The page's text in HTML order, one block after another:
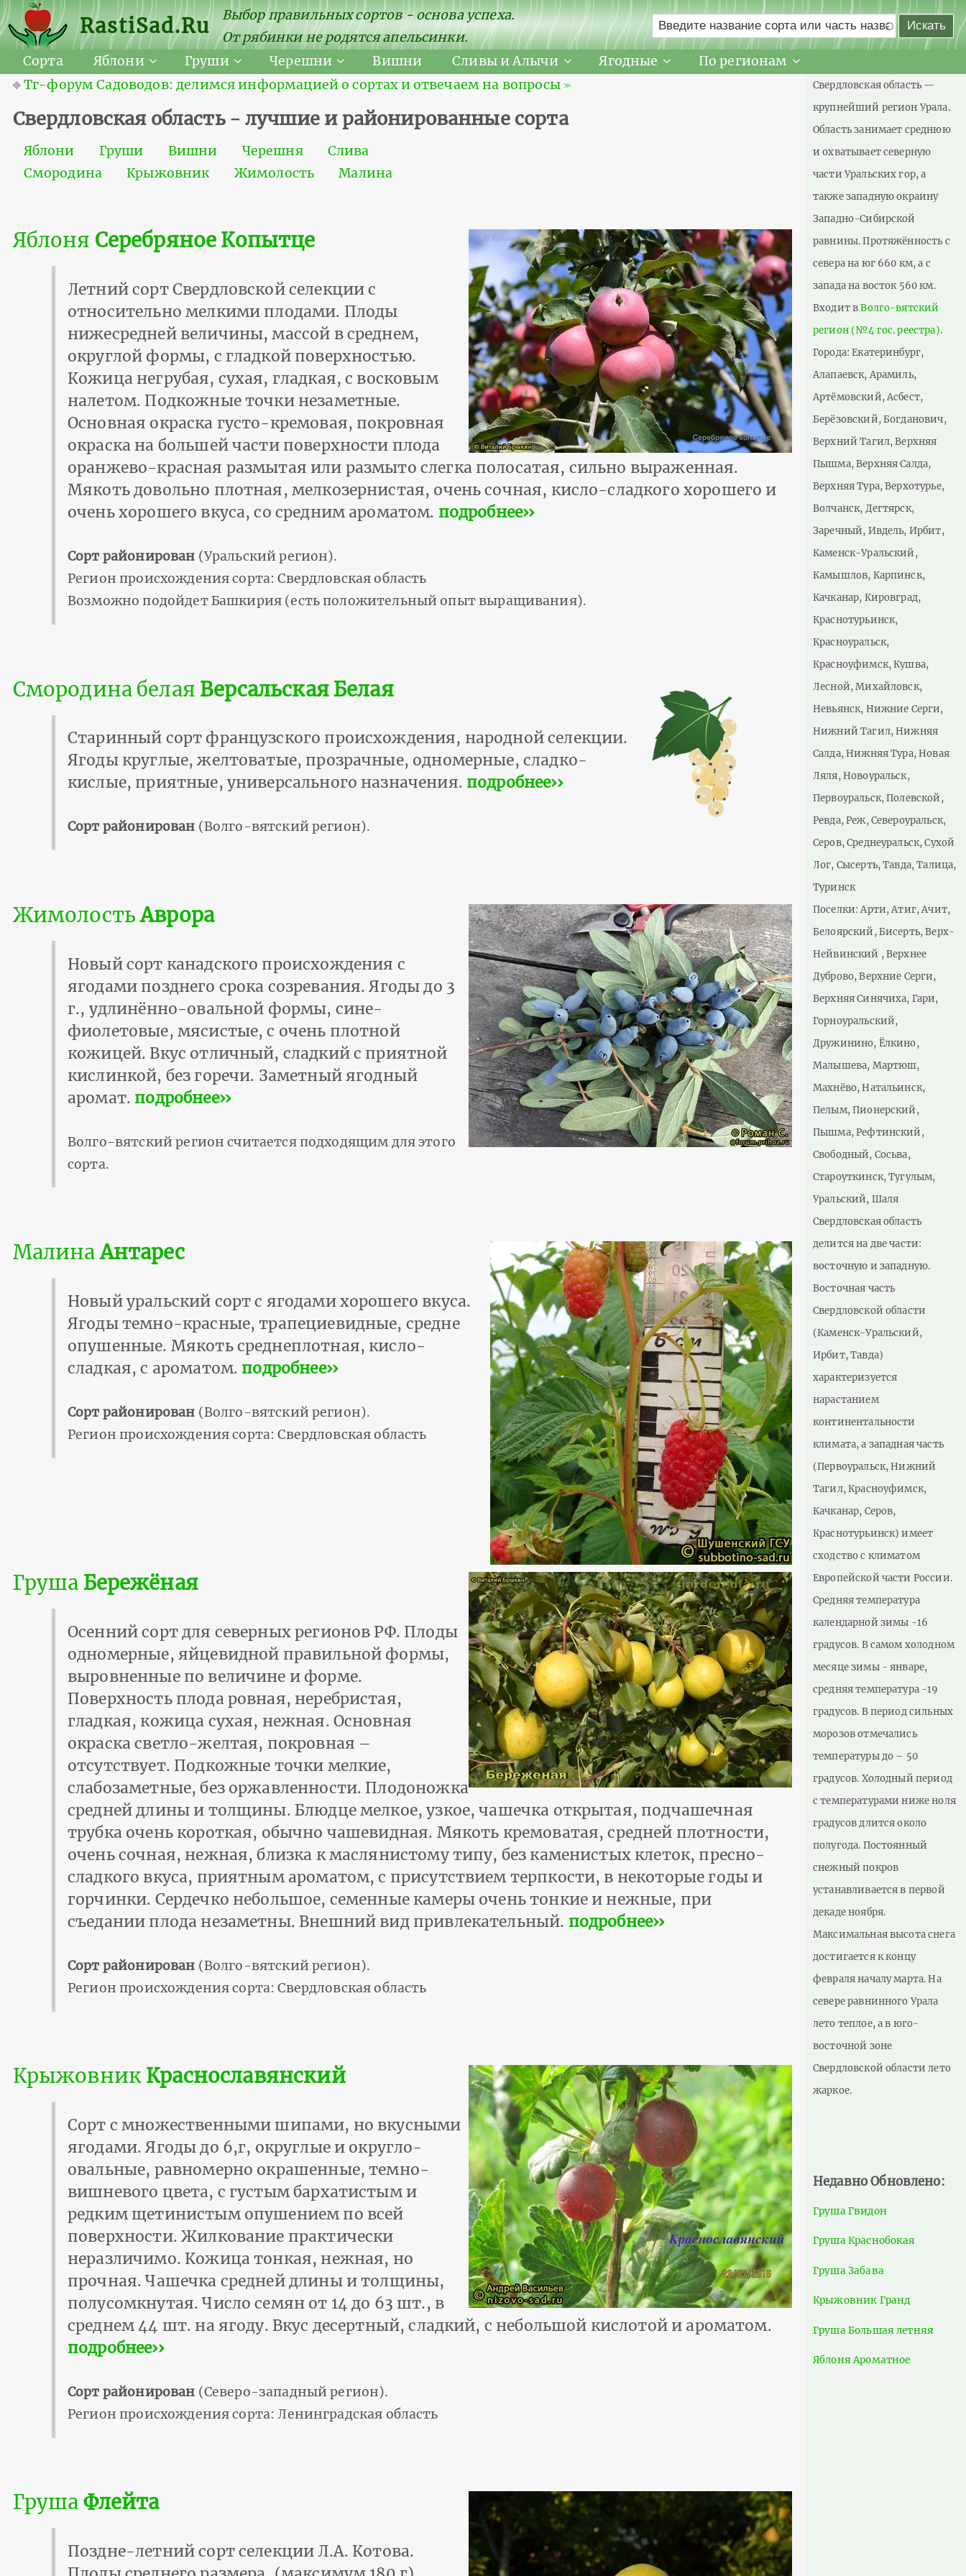
RastiSad.Ru
Выбор правильных сортов - основа успеха.
От рябинки не родятся апельсинки.
Сорта
Яблони Груши Черешни Вишни Сливы и Алычи Ягодные
По регионам
⎆Тг-форум Садоводов: делимся информацией о сортах и отвечаем на вопросы ≫
Свердловская область - лучшие и районированные сорта
Яблони Груши Вишни Черешня
Слива
Смородина
Крыжовник Жимолость Малина
Яблоня Серебряное Копытце
Летний сорт Свердловской селекции с
относительно мелкими плодами. Плоды
нижесредней величины, массой в среднем,
округлой формы, с гладкой поверхностью.
Кожица негрубая, сухая, гладкая, с восковым
налетом. Подкожные точки незаметные.
Основная окраска густо-кремовая, покровная
окраска на большей части поверхности плода
оранжево-красная размытая или размыто слегка полосатая, сильно выраженная.
Мякоть довольно плотная, мелкозернистая, очень сочная, кисло-сладкого хорошего и
очень хорошего вкуса, со средним ароматом. подробнее››
Сорт районирован (Уральский регион).
Регион происхождения сорта: Свердловская область
Возможно подойдет Башкирия (есть положительный опыт выращивания).
Смородина белая Версальская Белая
Старинный сорт французского происхождения, народной селекции.
Ягоды круглые, желтоватые, прозрачные, одномерные, сладко-
кислые, приятные, универсального назначения. подробнее››
Сорт районирован (Волго-вятский регион).
ЖимолостьАврора
Новый сорт канадского происхождения с
ягодами позднего срока созревания. Ягоды до 3
г., удлинённо-овальной формы, сине-
фиолетовые, мясистые, с очень плотной
кожицей. Вкус отличный, сладкий с приятной
кислинкой, без горечи. Заметный ягодный
аромат. подробнее››
Волго-вятский регион считается подходящим для этого
сорта.
МалинаАнтарес
Новый уральский сорт с ягодами хорошего вкуса.
Ягоды темно-красные, трапециевидные, средне
опушенные. Мякоть среднеплотная, кисло-
сладкая, с ароматом. подробнее››
Сорт районирован (Волго-вятский регион).
Регион происхождения сорта: Свердловская область
Груша Бережёная
Осенний сорт для северных регионов РФ. Плоды
одномерные, яйцевидной правильной формы,
выровненные по величине и форме.
Поверхность плода ровная, неребристая,
гладкая, кожица сухая, нежная. Основная
окраска светло-желтая, покровная –
отсутствует. Подкожные точки мелкие,
слабозаметные, без оржавленности. Плодоножка
средней длины и толщины. Блюдце мелкое, узкое, чашечка открытая, подчашечная
трубка очень короткая, обычно чашевидная. Мякоть кремоватая, средней плотности,
очень сочная, нежная, близка к маслянистому типу, без каменистых клеток, пресно-
сладкого вкуса, приятным ароматом, с присутствием терпкости, в некоторые годы и
горчинки. Сердечко небольшое, семенные камеры очень тонкие и нежные, при
съедании плода незаметны. Внешний вид привлекательный. подробнее››
Сорт районирован (Волго-вятский регион).
Регион происхождения сорта: Свердловская область
Крыжовник Краснославянский
Сорт с множественными шипами, но вкусными
ягодами. Ягоды до 6,г, округлые и округло-
овальные, равномерно окрашенные, темно-
вишневого цвета, с густым бархатистым и
редким щетинистым опушением по всей
поверхности. Жилкование практически
неразличимо. Кожица тонкая, нежная, но
прочная. Чашечка средней длины и толщины,
полусомкнутая. Число семян от 14 до 63 шт., в
среднем 44 шт. на ягоду. Вкус десертный, сладкий, с небольшой кислотой и ароматом.
подробнее››
Сорт районирован (Северо-западный регион).
Регион происхождения сорта: Ленинградская область
Груша Флейта
Поздне-летний сорт селекции Л.А. Котова.
Свердловская область —
крупнейший регион Урала.
Область занимает среднюю
и охватывает северную
части Уральских гор, а
также западную окраину
Западно-Сибирской
равнины. Протяжённость с
севера на юг 660 км, а с
запада на восток 560 км.
Входит вВолго-вятский
регион (№4 гос. реестра).
Города: Екатеринбург,
Алапаевск, Арамиль,
Артёмовский, Асбест,
Берёзовский, Богданович,
Верхний Тагил, Верхняя
Пышма, Верхняя Салда,
Верхняя Тура, Верхотурье,
Волчанск, Дегтярск,
Заречный, Ивдель, Ирбит,
Каменск-Уральский,
Камышлов, Карпинск,
Качканар, Кировград,
Краснотурьинск,
Красноуральск,
Красноуфимск, Кушва,
Лесной, Михайловск,
Невьянск, Нижние Серги,
Нижний Тагил, Нижняя
Салда, Нижняя Тура, Новая
Ляля, Новоуральск,
Первоуральск, Полевской,
Ревда, Реж, Североуральск,
Серов, Среднеуральск, Сухой
Лог, Сысерть, Тавда, Талица,
Туринск
Поселки: Арти, Атиг, Ачит,
Белоярский, Бисерть, Верх-
Нейвинский , Верхнее
Дуброво, Верхние Серги,
Верхняя Синячиха, Гари,
Горноуральский,
Дружинино, Ёлкино,
Малышева, Мартюш,
Махнёво, Натальинск,
Пелым, Пионерский,
Пышма, Рефтинский,
Свободный, Сосьва,
Староуткинск, Тугулым,
Уральский, Шаля
Свердловская область
делится на две части:
восточную и западную.
Восточная часть
Свердловской области
(Каменск-Уральский,
Ирбит, Тавда)
характеризуется
нарастанием
континентальности
климата, а западная часть
(Первоуральск, Нижний
Тагил, Красноуфимск,
Качканар, Серов,
Краснотурьинск) имеет
сходство с климатом
Европейской части России.
Средняя температура
календарной зимы -16
градусов. В самом холодном
месяце зимы - январе,
средняя температура -19
градусов. В период сильных
морозов отмечались
температуры до – 50
градусов. Холодный период
с температурами ниже ноля
градусов длится около
полугода. Постоянный
снежный покров
устанавливается в первой
декаде ноября.
Максимальная высота снега
достигается к концу
февраля началу марта. На
севере равнинного Урала
лето теплое, а в юго-
восточной зоне
Свердловской области лето
жаркое.
Недавно Обновлено:
Груша Гвидон
Груша Краснобокая
Груша Забава
Крыжовник Гранд
Груша Большая летняя
Яблоня Ароматное